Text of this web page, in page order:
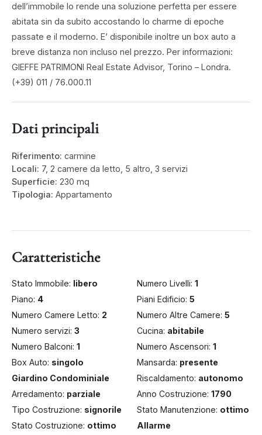
dell’immobile lo rende una soluzione perfetta per essere
abitata sin da subito accostando lo charme di epoche
passate e il moderno. E’ disponibile inoltre un box auto a
breve distanza non incluso nel prezzo. Per informazioni:
GIEFFE PATRIMONI Real Estate Advisor, Torino – Londra.
(+39) 011 / 76.000.11
Dati principali
Riferimento: carmine
Locali: 7, 2 camere da letto, 5 altro, 3 servizi
Superficie: 230 mq
Tipologia: Appartamento
Caratteristiche
Stato Immobile: libero Numero Livelli: 1
Piano: 4 Piani Edificio: 5
Numero Camere Letto: 2 Numero Altre Camere: 5
Numero servizi: 3 Cucina: abitabile
Numero Balconi: 1 Numero Ascensori: 1
Box Auto: singolo Mansarda: presente
Giardino Condominiale
Riscaldamento: autonomo
Arredamento: parziale Anno Costruzione: 1790
Tipo Costruzione: signorile Stato Manutenzione: ottimo
Stato Costruzione: ottimo
Allarme